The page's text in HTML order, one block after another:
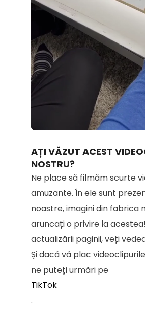
Loaded:
69.16%
AȚI VĂZUT ACEST
NOSTRU?
Ne place să filmăm scurte
amuzante. În ele sunt
noastre, imagini din fabrica
aruncați o privire la
actualizării paginii, veți
Și dacă vă plac
ne puteți urmări pe
TikTok
.